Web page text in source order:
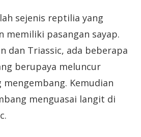
sejenis reptilia yang
memiliki pasangan sayap.
dan Triassic, ada beberapa
berupaya meluncur
Kemudian
menguasai langit di